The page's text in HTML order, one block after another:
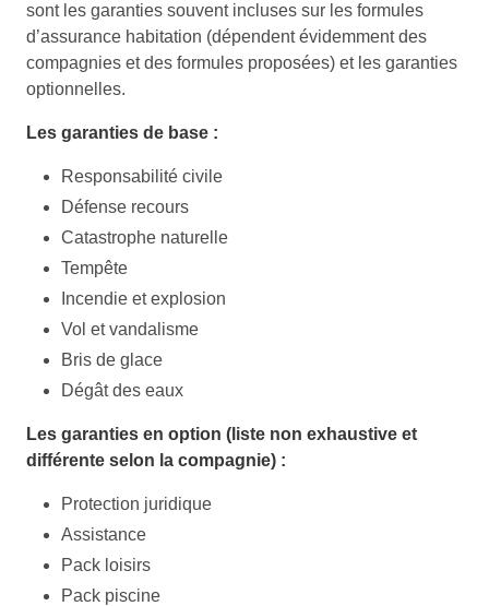
sont les garanties souvent incluses sur les formules
d’assurance habitation (dépendent évidemment des
compagnies et des formules proposées) et les garanties
optionnelles.
Les garanties de base :
Responsabilité civile
Défense recours
Catastrophe naturelle
Tempête
Incendie et explosion
Vol et vandalisme
Bris de glace
Dégât des eaux
Les garanties en option (liste non exhaustive et
différente selon la compagnie) :
Protection juridique
Assistance
Pack loisirs
Pack piscine